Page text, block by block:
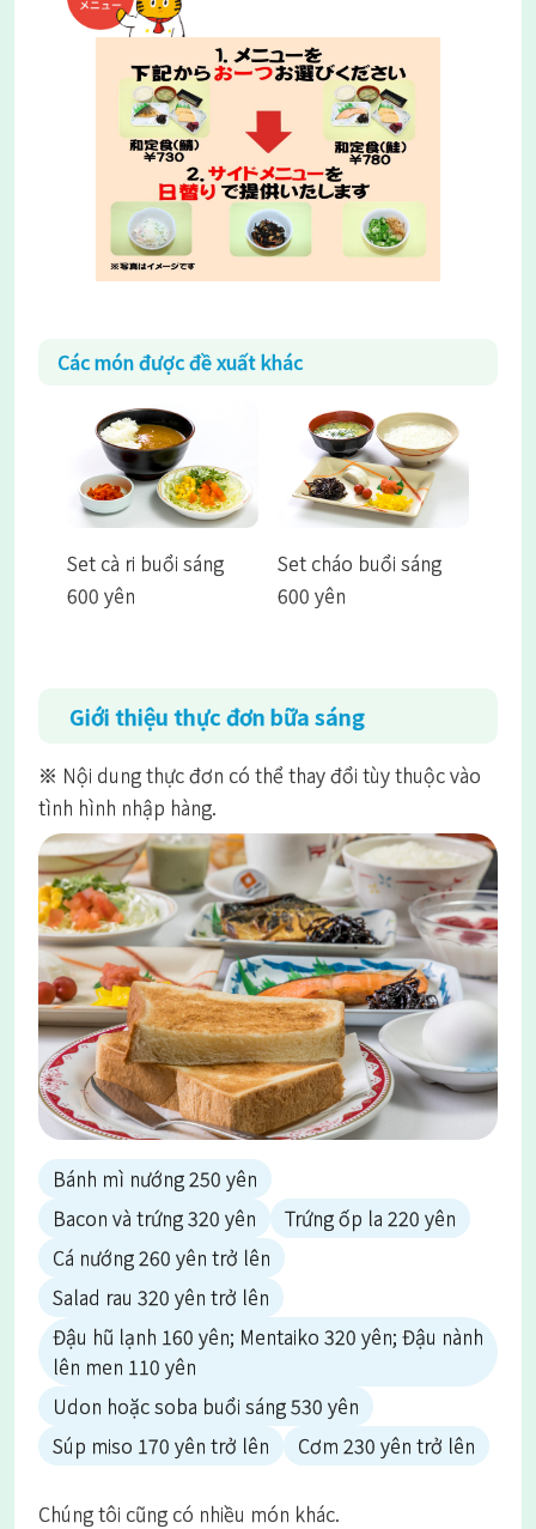
Các món được đề xuất khác
Set cà ri buổi sáng
600 yên
Set cháo buổi sáng
600 yên
Giới thiệu thực đơn bữa sáng
※ Nội dung thực đơn có thể thay đổi tùy thuộc vào
tình hình nhập hàng.
Bánh mì nướng 250 yên
Bacon và trứng 320 yên
Trứng ốp la 220 yên
Cá nướng 260 yên trở lên
Salad rau 320 yên trở lên
Đậu hũ lạnh 160 yên; Mentaiko 320 yên; Đậu nành
lên men 110 yên
Udon hoặc soba buổi sáng 530 yên
Súp miso 170 yên trở lên
Cơm 230 yên trở lên
Chúng tôi cũng có nhiều món khác.